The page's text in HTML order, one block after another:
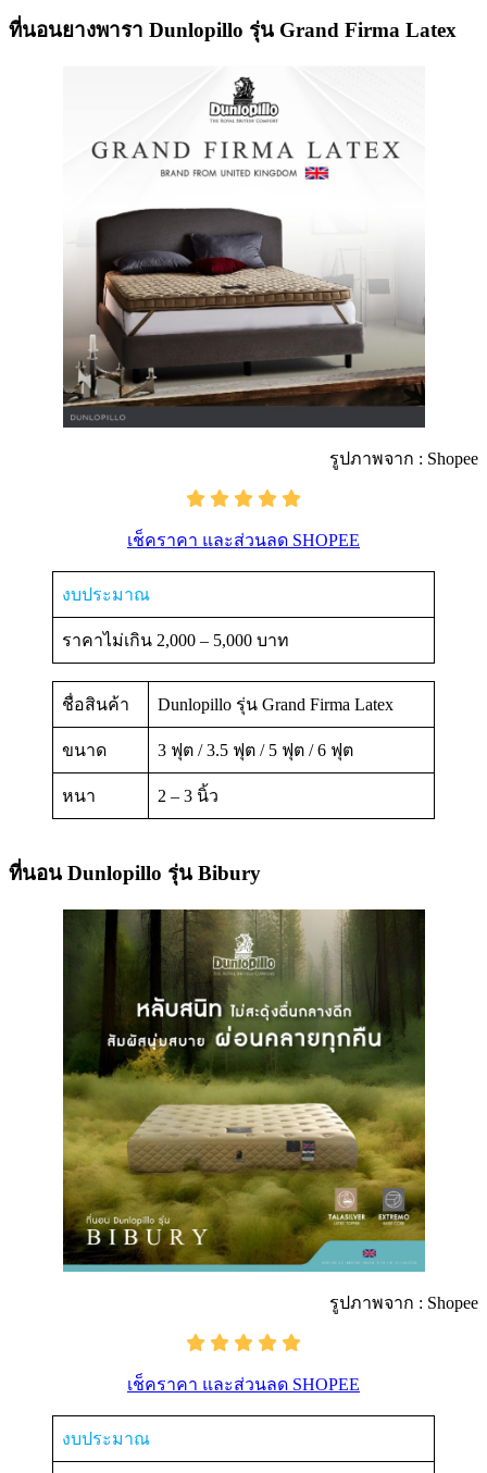
ที่นอนยางพารา Dunlopillo รุ่น Grand Firma Latex
รูปภาพจาก : Shopee
เช็คราคา และส่วนลด SHOPEE
งบประมาณ
ราคาไม่เกิน 2,000 – 5,000 บาท
ชื่อสินค้า Dunlopillo รุ่น Grand Firma Latex
ขนาด 3 ฟุต / 3.5 ฟุต / 5 ฟุต / 6 ฟุต
หนา 2 – 3 นิ้ว
ที่นอน Dunlopillo รุ่น Bibury
รูปภาพจาก : Shopee
เช็คราคา และส่วนลด SHOPEE
งบประมาณ